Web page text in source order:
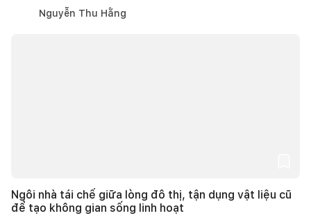
Nguyễn Thu Hằng
Ngôi nhà tái chế giữa lòng đô thị, tận dụng vật liệu cũ
để tạo không gian sống linh hoạt